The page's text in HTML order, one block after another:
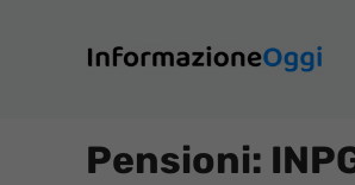
contenuto
Pensioni: